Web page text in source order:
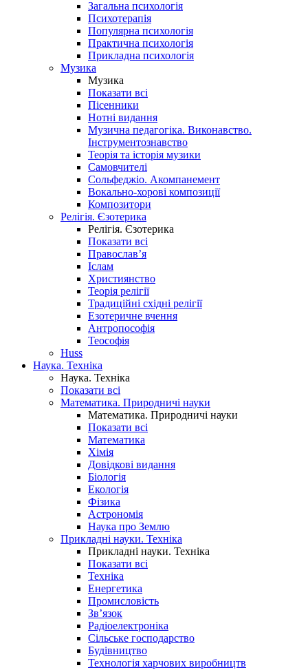
Загальна психологія
Психотерапія
Популярна психологія
Практична психологія
Прикладна психологія
Музика
Музика
Показати всі
Пісенники
Нотні видання
Музична педагогіка. Виконавство.
Інструментознавство
Теорія та історія музики
Самовчителі
Сольфеджіо. Акомпанемент
Вокально-хорові композиції
Композитори
Релігія. Єзотерика
Релігія. Єзотерика
Показати всі
Православ’я
Іслам
Християнство
Теорія релігії
Традиційні східні релігії
Езотеричне вчення
Антропософія
Теософія
Huss
Наука. Техніка
Наука. Техніка
Показати всі
Математика. Природничі науки
Математика. Природничі науки
Показати всі
Математика
Хімія
Довідкові видання
Біологія
Екологія
Фізика
Астрономія
Наука про Землю
Прикладні науки. Техніка
Прикладні науки. Техніка
Показати всі
Техніка
Енергетика
Промисловість
Зв’язок
Радіоелектроніка
Сільське господарство
Будівництво
Технологія харчових виробництв